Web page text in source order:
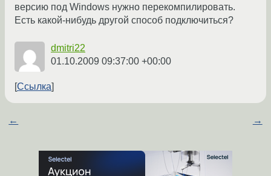
версию под Windows нужно перекомпилировать.
Есть какой-нибудь другой способ подключиться?
dmitri22
01.10.2009 09:37:00 +00:00
Ссылка
← →